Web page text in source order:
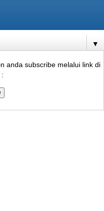
▼
anda subscribe melalui link di